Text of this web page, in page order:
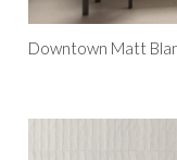
Downtown Matt